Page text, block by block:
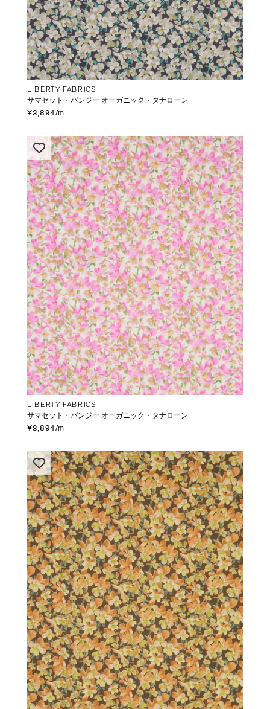
LIBERTY FABRICS
サマセット・パンジー オーガニック・タナローン
¥3,894/m
LIBERTY FABRICS
サマセット・パンジー オーガニック・タナローン
¥3,894/m